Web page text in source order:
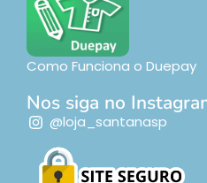
Como Funciona o Duepay
Nos siga no
@loja_santanasp